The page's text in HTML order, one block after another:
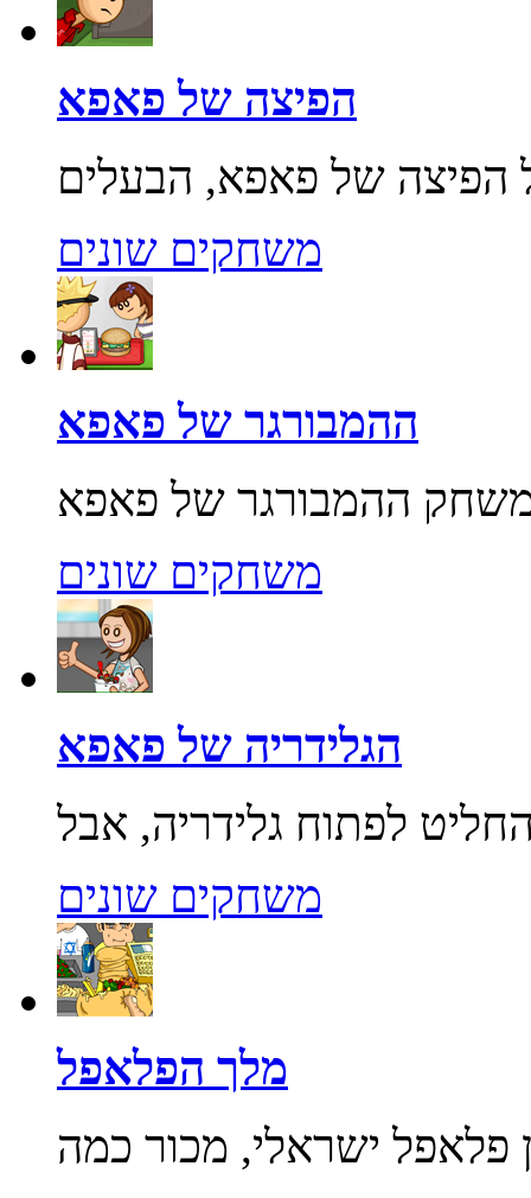
הפיצה של פאפא
משחקים שונים
ההמבורגר של פאפא
משחקים שונים
הגלידריה של פאפא
משחקים שונים
מלך הפלאפל